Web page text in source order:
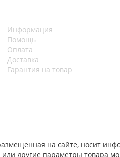
Информация
Помощь
Оплата
Доставка
Гарантия на товар
на сайте, носит
или другие параметры товара